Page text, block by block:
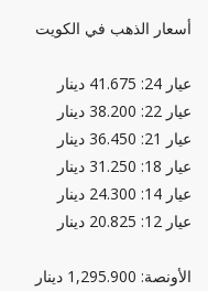
أسعار الذهب في الكويت
عيار 24: 41.675 دينار
عيار 22: 38.200 دينار
عيار 21: 36.450 دينار
عيار 18: 31.250 دينار
عيار 14: 24.300 دينار
عيار 12: 20.825 دينار
الأونصة: 1,295.900 دينار